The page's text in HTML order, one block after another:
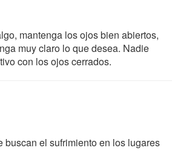
mantenga los ojos bien abiertos,
muy claro lo que desea. Nadie
con los ojos cerrados.
el sufrimiento en los lugares